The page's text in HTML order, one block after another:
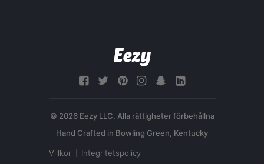
© 2026 Eezy LLC. Alla rättigheter förbehållna
Villkor Integritetspolicy